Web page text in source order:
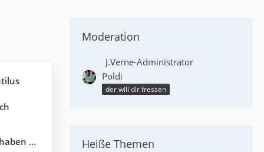
sollten
Moderation
J.Verne-Administrator
Poldi
der will dir fressen
Heiße Themen